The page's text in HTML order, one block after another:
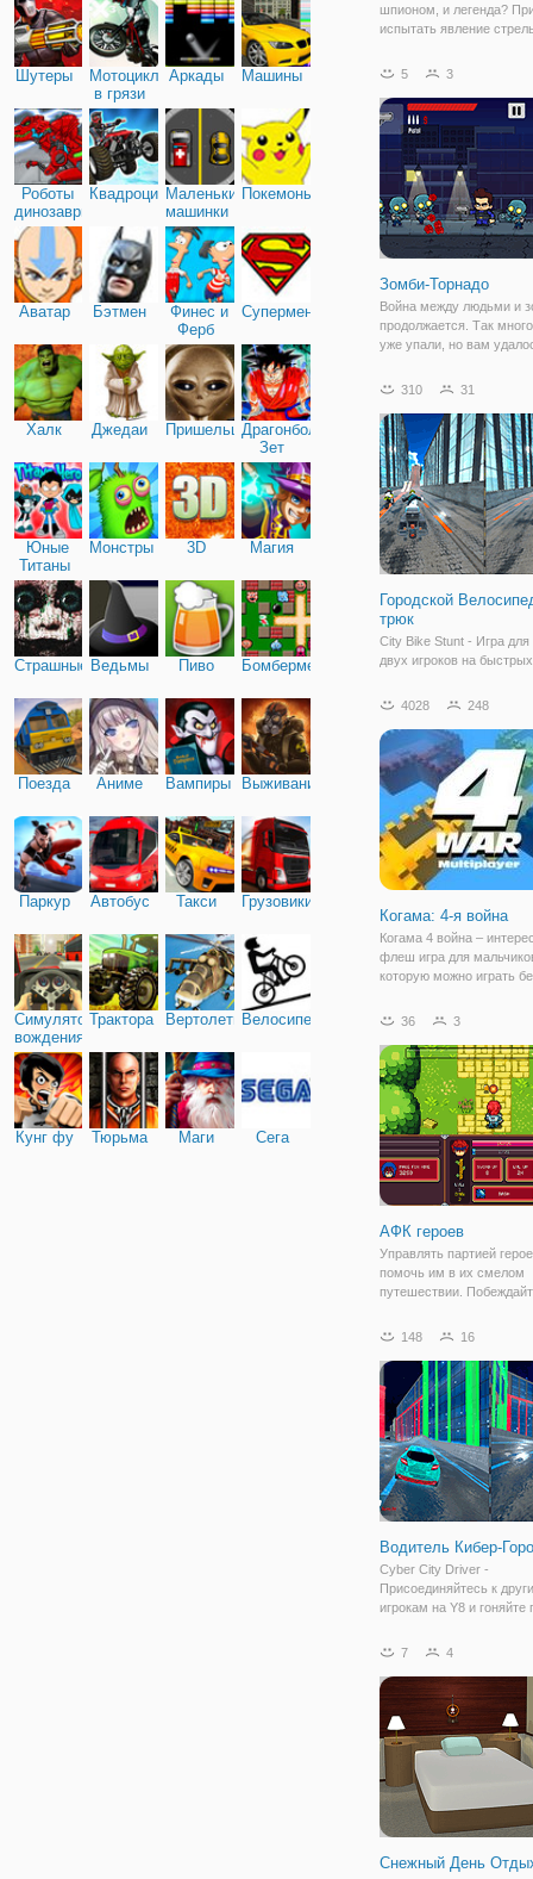
Шутеры
Мотоциклы
в грязи
Аркады Машины
Роботы
динозавры
КвадроциклыМаленькие
машинки
Покемоны
Аватар Бэтмен
Финес и
Ферб
Супермен
Халк Джедаи ПришельцыДрагонболл
Зет
Юные
Титаны
Монстры 3D Магия
Страшные Ведьмы Пиво Бомбермен
Поезда Аниме Вампиры Выживание
Паркур Автобус Такси Грузовики
Симулятор
вождения
Трактора ВертолетыВелосипед
Кунг фу Тюрьма Маги Сега
шпионом, и легенда?
испытать явление
уникальной игре-
лазерным фокусом,
врагов, ниндзя, и
5 3
Зомби-Торнадо
Война между людьми и
продолжается. Так
уже упали, но вам
спине просто еще и
нужно сделать все
чтобы
310 31
Городской
трюк
City Bike Stunt - Игра для
двух игроков на быстрых
идеальный мотоцикл и
закончите 6 различных
вовремя, вы можете
разблокировать мощные
4028 248
Когама: 4-я война
Когама 4 война –
флеш игра для
которую можно играть
времени. Действие игры
мире, где идет война
кланами. Вам нужно
36 3
АФК героев
Управлять партией
помочь им в их смелом
путешествии.
ожидания - РПГ игру, но
становитесь сильнее,
становятся еще более
148 16
Водитель Кибер-
Cyber City Driver -
Присоединяйтесь к
игрокам на Y8 и гоняйте
пандусам и
своему другу и
автомобили и примите
7 4
Снежный День